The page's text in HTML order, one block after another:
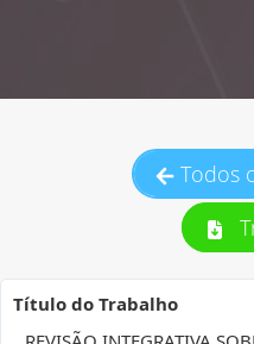
Todos
Título do Trabalho